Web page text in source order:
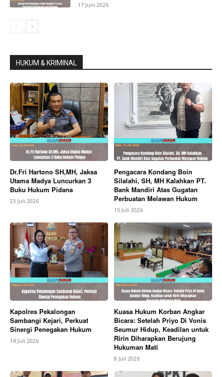
17 Juni 2026
HUKUM & KRIMINAL
Dr.Fri Hartono SH,MH, Jaksa
Utama Madya Luncurkan 3
Buku Hukum Pidana
23 Juli 2026
Pengacara Kondang Boin
Silalahi, SH, MH Kalahkan PT.
Bank Mandiri Atas Gugatan
Perbuatan Melawan Hukum
15 Juli 2026
Kapolres Pekalongan
Sambangi Kejari, Perkuat
Sinergi Penegakan Hukum
14 Juli 2026
Kuasa Hukum Korban Angkar
Bicara: Setelah Priyo Di Vonis
Seumur Hidup, Keadilan untuk
Ririn Diharapkan Berujung
Hukuman Mati
8 Juli 2026